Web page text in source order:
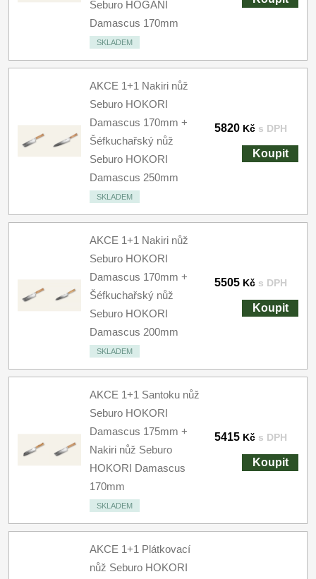
Seburo HOGANI
Damascus 170mm
SKLADEM
AKCE 1+1 Nakiri nůž
Seburo HOKORI
Damascus 170mm +
Šéfkuchařský nůž
Seburo HOKORI
Damascus 250mm
SKLADEM
5820 Kč s DPH
Koupit
AKCE 1+1 Nakiri nůž
Seburo HOKORI
Damascus 170mm +
Šéfkuchařský nůž
Seburo HOKORI
Damascus 200mm
SKLADEM
5505 Kč s DPH
Koupit
AKCE 1+1 Santoku nůž
Seburo HOKORI
Damascus 175mm +
Nakiri nůž Seburo
HOKORI Damascus
170mm
SKLADEM
5415 Kč s DPH
Koupit
AKCE 1+1 Plátkovací
nůž Seburo HOKORI